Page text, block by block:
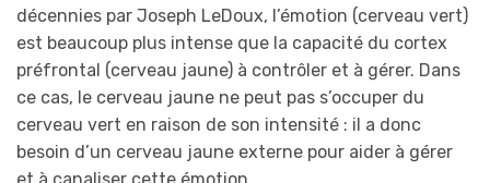
décennies par Joseph LeDoux, l’émotion (cerveau vert)
est beaucoup plus intense que la capacité du cortex
préfrontal (cerveau jaune) à contrôler et à gérer. Dans
ce cas, le cerveau jaune ne peut pas s’occuper du
cerveau vert en raison de son intensité : il a donc
besoin d’un cerveau jaune externe pour aider à gérer
et à canaliser cette émotion.